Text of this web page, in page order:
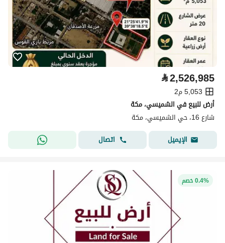
⃁2,526,985
5,053 م2
أرض للبيع في الشميسي، مكة
شارع 16، حي الشميسي، مكة
الإيميل
اتصال
0.4% خصم